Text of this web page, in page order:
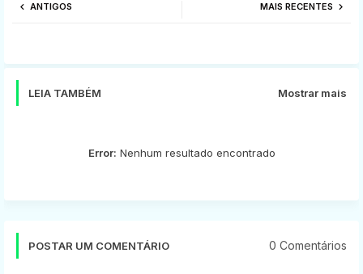
MAIS RECENTES
ANTIGOS
LEIA TAMBÉM Mostrar mais
Error: Nenhum resultado encontrado
POSTAR UM COMENTÁRIO 0 Comentários